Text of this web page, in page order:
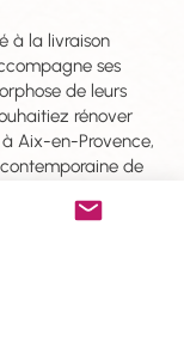
à la livraison
ses
de leurs
rénover
Aix-en-Provence,
de
expertise au